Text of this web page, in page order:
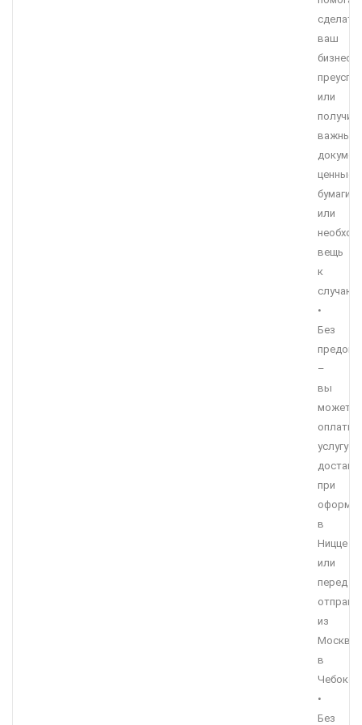
сделать
ваш
бизнес
или
важные
ценные
бумаги
или
вещь
к
случаю.
•
Без
–
вы
можете
услугу
при
в
Ницце
или
перед
из
Москвы
в
•
Без